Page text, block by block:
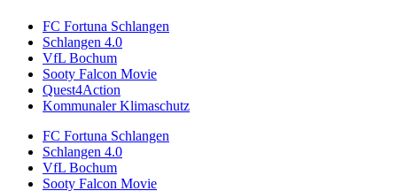
FC Fortuna Schlangen
Schlangen 4.0
VfL Bochum
Sooty Falcon Movie
Quest4Action
Kommunaler Klimaschutz
FC Fortuna Schlangen
Schlangen 4.0
VfL Bochum
Sooty Falcon Movie